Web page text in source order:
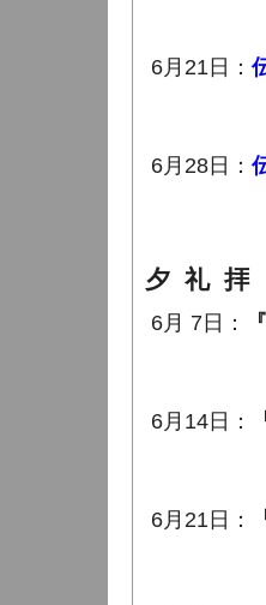
(新約聖
6月21日：
(旧約聖
(新約聖
6月28日：
(新約聖
夕 礼 拝
6月 7日：
(旧約聖
(新約聖
6月14日：
(旧約聖
(新約聖
6月21日：
(旧約聖
(新約聖